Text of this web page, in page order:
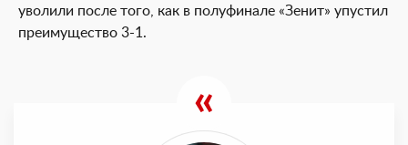
уволили после того, как в полуфинале «Зенит» упустил
преимущество 3-1.